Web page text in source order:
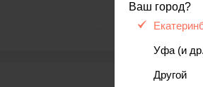
Ваш город?
Уфа (и
Другой